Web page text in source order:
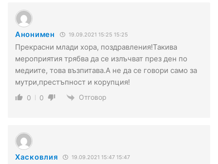
Анонимен 19.09.2021 15:25 15:25
Прекрасни млади хора, поздравления!Такива
мероприятия трябва да се излъчват през ден по
медиите, това възпитава.А не да се говори само за
мутри,престъпност и корупция!
0 0 Отговор
Хасковлия 19.09.2021 15:47 15:47